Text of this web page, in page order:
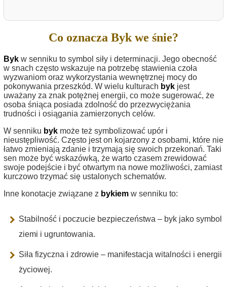
Co oznacza Byk we śnie?
Byk w senniku to symbol siły i determinacji. Jego obecność
w snach często wskazuje na potrzebę stawienia czoła
wyzwaniom oraz wykorzystania wewnętrznej mocy do
pokonywania przeszkód. W wielu kulturach byk jest
uważany za znak potężnej energii, co może sugerować, że
osoba śniąca posiada zdolność do przezwyciężania
trudności i osiągania zamierzonych celów.
W senniku byk może też symbolizować upór i
nieustępliwość. Często jest on kojarzony z osobami, które nie
łatwo zmieniają zdanie i trzymają się swoich przekonań. Taki
sen może być wskazówką, że warto czasem zrewidować
swoje podejście i być otwartym na nowe możliwości, zamiast
kurczowo trzymać się ustalonych schematów.
Inne konotacje związane z bykiem w senniku to:
Stabilność i poczucie bezpieczeństwa – byk jako symbol
ziemi i ugruntowania.
Siła fizyczna i zdrowie – manifestacja witalności i energii
życiowej.